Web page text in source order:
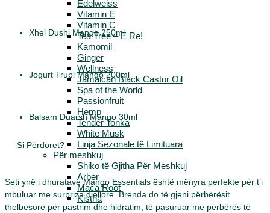
Edelweiss
Vitamin E
Vitamin C
Tea Tree – E Re!
Kamomil
Ginger
Wellness
Jamaican Black Castor Oil
Spa of the World
Passionfruit
Hemp
Tender Tonka
White Musk
Linja Sezonale të Limituara
Për meshkuj
Shiko të Gjitha Për Meshkuj
Arber
Maca Root
Kistna
Xhel Dushi Mango 250ml
Jogurt Trupi Mango 200ml
Balsam Duarsh Mango 30ml
Si Përdoret?
Seti ynë i dhuratave Mango Essentials është mënyra perfekte për t’i
mbuluar me surpriza diellore. Brenda do të gjeni përbërësit
thelbësorë për pastrim dhe hidratim, të pasuruar me përbërës të